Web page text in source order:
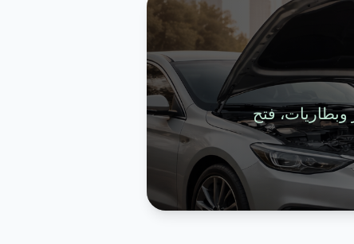
وبطاريات، فتح